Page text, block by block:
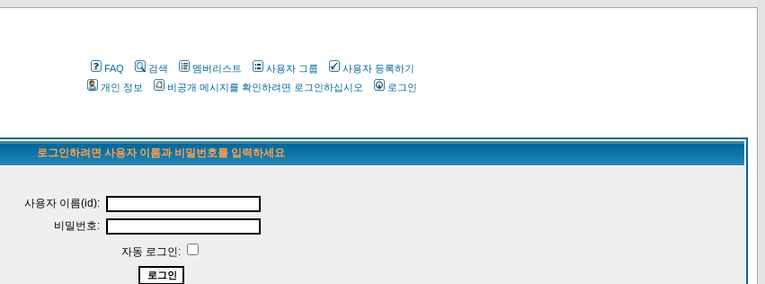
FAQ 검색 멤버리스트 사용자 그룹
사용자 등록하기
개인 정보
비공개 메시지를 확인하려면 로그인하십시오 로그인
로그인하려면 사용자 이름과 비밀번호를 입력하세요
사용자 이름(id):
비밀번호:
자동 로그인: